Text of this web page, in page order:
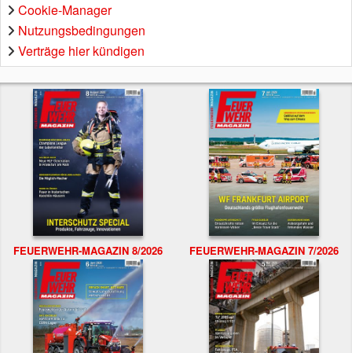
Cookie-Manager
Nutzungsbedingungen
Verträge hier kündigen
FEUERWEHR-MAGAZIN 8/2026 FEUERWEHR-MAGAZIN 7/2026